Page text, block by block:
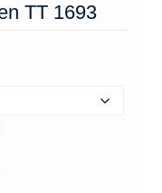
TT 1693